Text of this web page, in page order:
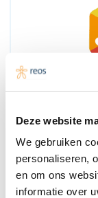
Deze website
We gebruiken
personaliseren,
en om ons
informatie over
Samen
Holland